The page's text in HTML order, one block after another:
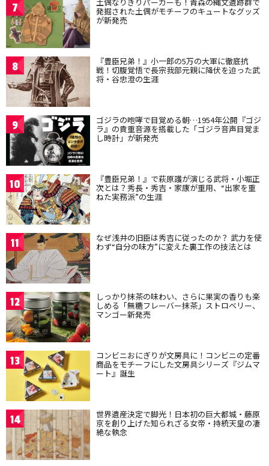
7 発掘された土偶がモチーフのキュートなグッズ
が新発売
8 『豊臣兄弟！』小一郎の5万の大軍に徹底抗
戦！切腹覚悟で長宗我部元親に降伏を迫った武
将・谷忠澄の生涯
9 ゴジラの咆哮で目覚める朝…1954年公開『ゴジ
ラ』の貴重音源を搭載した「ゴジラ音声目覚ま
し時計」が新発売
10 『豊臣兄弟！』で萩原護が演じる武将・小堀正
次とは？秀長・秀吉・家康が重用、“出家を重
ねた実務派”の生涯
11 なぜ浅井の旧臣は秀吉に従ったのか？ 武力を使
わず“自分の味方”に変えた裏工作の技法とは
12 しっかり抹茶の味わい、さらに果実の香りも楽
しめる「無糖フレーバー抹茶」ストロベリー、
マンゴー新発売
13 コンビニおにぎりが文房具に！コンビニの定番
商品をモチーフにした文房具シリーズ『ジムマ
ート』誕生
14 世界遺産決定で脚光！日本初の巨大都城・藤原
京を創り上げた知られざる女帝・持統天皇の凄
絶な執念